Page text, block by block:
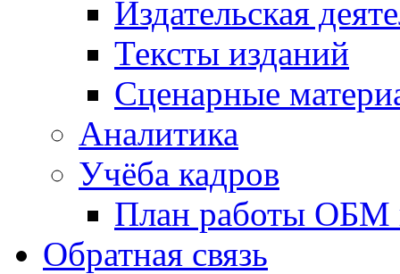
Издательская
Тексты изданий
Сценарные
Аналитика
Учёба кадров
План работы ОБМ
Обратная связь